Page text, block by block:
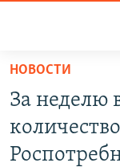
Вернуться
основному
содержанию
Вернутся
СПЕЦПРОЕКТЫ
ВОДА
НОВОСТИ
За неделю